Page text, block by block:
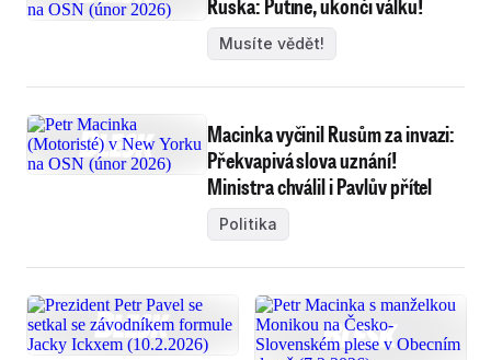
Musíte vědět!
Macinka vyčinil Rusům za invazi:
Překvapivá slova uznání!
Ministra chválil i Pavlův přítel
Politika